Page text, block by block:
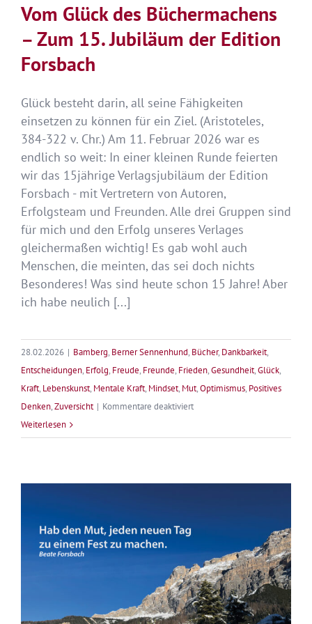
Vom Glück des Büchermachens
– Zum 15. Jubiläum der Edition
Forsbach
Glück besteht darin, all seine Fähigkeiten
einsetzen zu können für ein Ziel. (Aristoteles,
384-322 v. Chr.) Am 11. Februar 2026 war es
endlich so weit: In einer kleinen Runde feierten
wir das 15jährige Verlagsjubiläum der Edition
Forsbach - mit Vertretern von Autoren,
Erfolgsteam und Freunden. Alle drei Gruppen sind
für mich und den Erfolg unseres Verlages
gleichermaßen wichtig! Es gab wohl auch
Menschen, die meinten, das sei doch nichts
Besonderes! Was sind heute schon 15 Jahre! Aber
ich habe neulich [...]
28.02.2026 | Bamberg, Berner Sennenhund, Bücher, Dankbarkeit,
Entscheidungen, Erfolg, Freude, Freunde, Frieden,Gesundheit,Glück,
Kraft, Lebenskunst, Mentale Kraft, Mindset, Mut,Optimismus, Positives
Denken,Zuversicht | Kommentare deaktiviertfür
Glück
Jubiläum
der
Edition
Forsbach
Weiterlesen